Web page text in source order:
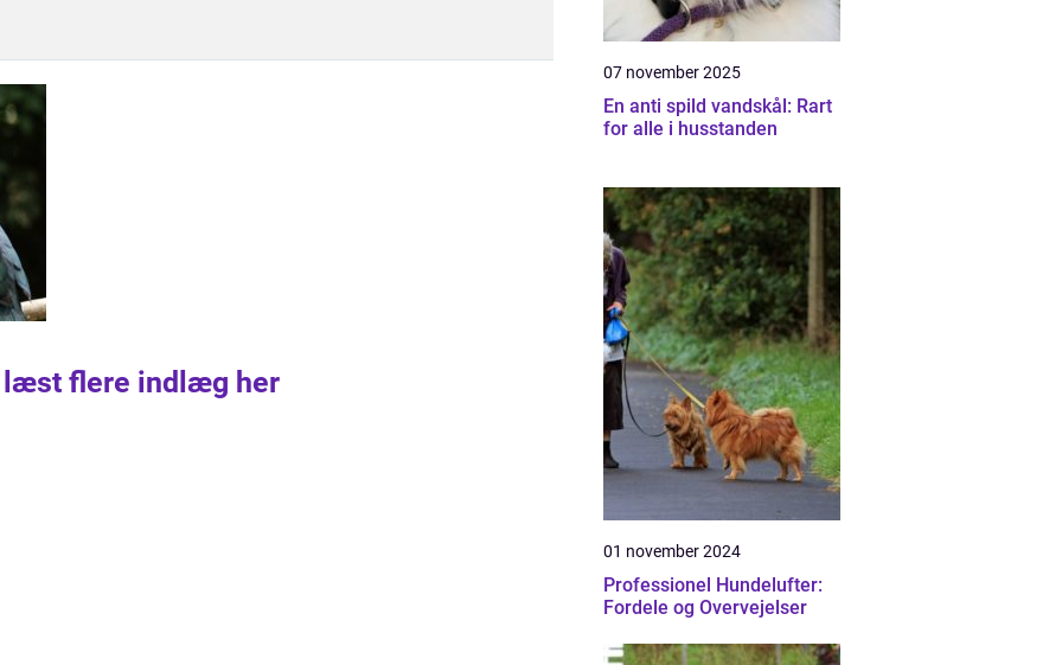
læst flere indlæg her
07 november 2025
En anti spild vandskål: Rart
for alle i husstanden
01 november 2024
Professionel Hundelufter:
Fordele og Overvejelser